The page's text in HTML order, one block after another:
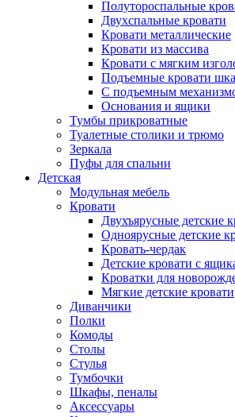
Полутороспальные
Двухспальные кровати
Кровати металлические
Кровати из массива
Кровати с мягким
Подъемные кровати
С подъемным
Основания и ящики
Тумбы прикроватные
Туалетные столики и трюмо
Зеркала
Пуфы для спальни
Детская
Модульная мебель
Кровати
Двухъярусные детские
Одноярусные детские
Кровать-чердак
Детские кровати с
Кроватки для
Мягкие детские кровати
Диванчики
Полки
Комоды
Столы
Стулья
Тумбочки
Шкафы, пеналы
Аксессуары